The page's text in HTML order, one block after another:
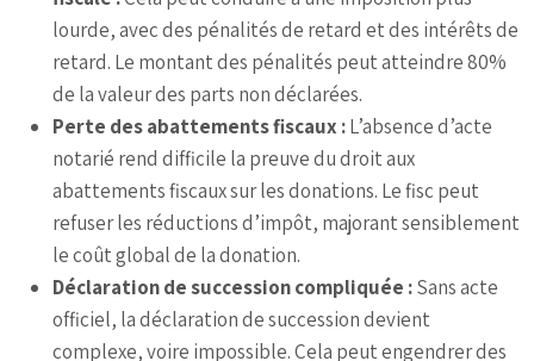
lourde, avec des pénalités de retard et des intérêts de
retard. Le montant des pénalités peut atteindre 80%
de la valeur des parts non déclarées.
Perte des abattements fiscaux :L’absence d’acte
notarié rend difficile la preuve du droit aux
abattements fiscaux sur les donations. Le fisc peut
refuser les réductions d’impôt, majorant sensiblement
le coût global de la donation.
Déclaration de succession compliquée :Sans acte
officiel, la déclaration de succession devient
complexe, voire impossible. Cela peut engendrer des